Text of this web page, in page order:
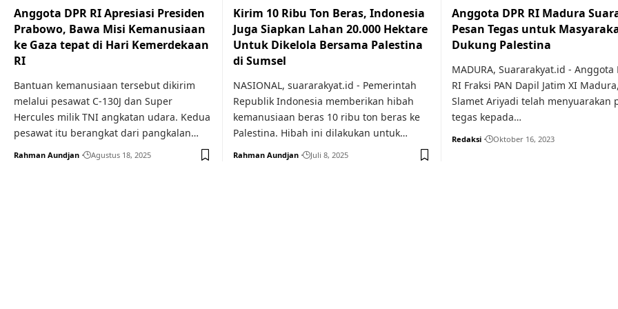
Anggota DPR RI Apresiasi Presiden
Prabowo, Bawa Misi Kemanusiaan
ke Gaza tepat di Hari Kemerdekaan
RI
Bantuan kemanusiaan tersebut dikirim
melalui pesawat C-130J dan Super
Hercules milik TNI angkatan udara. Kedua
pesawat itu berangkat dari pangkalan…
Rahman Aundjan Agustus 18, 2025
Kirim 10 Ribu Ton Beras, Indonesia
Juga Siapkan Lahan 20.000 Hektare
Untuk Dikelola Bersama Palestina
di Sumsel
NASIONAL, suararakyat.id - Pemerintah
Republik Indonesia memberikan hibah
kemanusiaan beras 10 ribu ton beras ke
Palestina. Hibah ini dilakukan untuk…
Rahman Aundjan Juli 8, 2025
Anggota DPR RI Madura
Pesan Tegas untuk
Dukung Palestina
MADURA, Suararakyat.id - Anggota
RI Fraksi PAN Dapil Jatim XI
Slamet Ariyadi telah menyuarakan
tegas kepada…
Redaksi Oktober 16, 2023